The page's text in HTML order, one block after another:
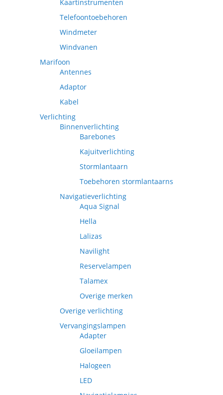
Kaartinstrumenten
Telefoontoebehoren
Windmeter
Windvanen
Marifoon
Antennes
Adaptor
Kabel
Verlichting
Binnenverlichting
Barebones
Kajuitverlichting
Stormlantaarn
Toebehoren stormlantaarns
Navigatieverlichting
Aqua Signal
Hella
Lalizas
Navilight
Reservelampen
Talamex
Overige merken
Overige verlichting
Vervangingslampen
Adapter
Gloeilampen
Halogeen
LED